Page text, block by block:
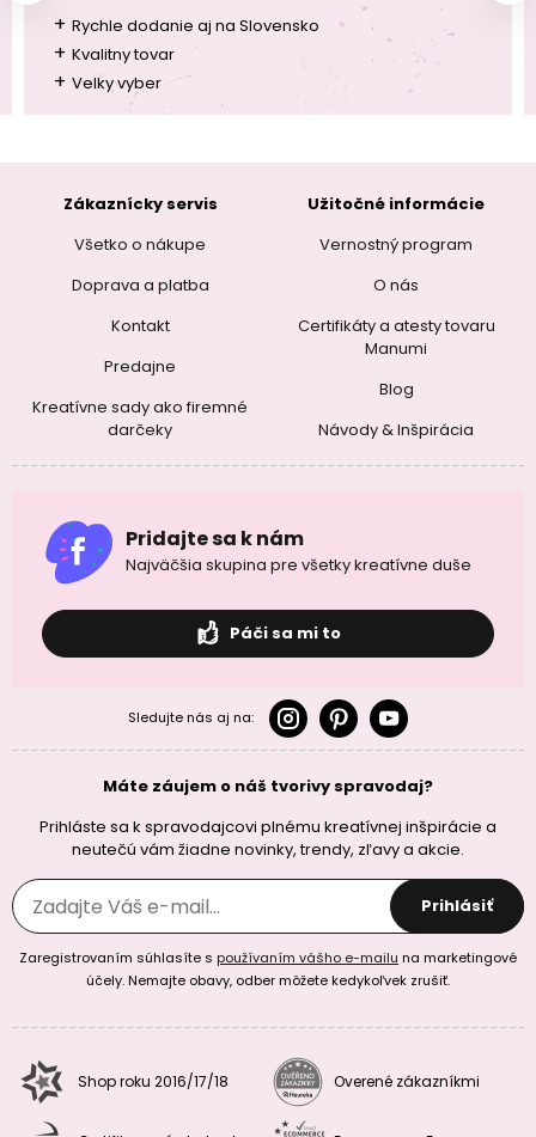
+ Rychle dodanie aj na Slovensko
+ Kvalitny tovar
+ Velky vyber
Zákaznícky servis
Všetko o nákupe
Doprava a platba
Kontakt
Predajne
Kreatívne sady ako firemné
darčeky
Užitočné informácie
Vernostný program
O nás
Certifikáty a atesty tovaru
Manumi
Blog
Návody & Inšpirácia
Pridajte sa k nám
Najväčšia skupina pre všetky kreatívne duše
Páči sa mi to
Sledujte nás aj na:
Máte záujem o náš tvorivy spravodaj?
Prihláste sa k spravodajcovi plnému kreatívnej inšpirácie a
neutečú vám žiadne novinky, trendy, zľavy a akcie.
Prihlásiť
Zaregistrovaním súhlasíte s používaním vášho e-mailu na marketingové
účely. Nemajte obavy, odber môžete kedykoľvek zrušiť.
Shop roku 2016/17/18 Overené zákazníkmi